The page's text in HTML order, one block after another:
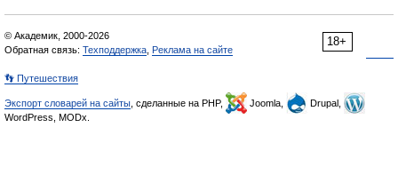
18+
© Академик, 2000-2026
Обратная связь: Техподдержка Реклама на сайте
👣 Путешествия
Экспорт словарей на сайты , сделанные на PHP, Joomla,
Drupal,
WordPress, MODx.